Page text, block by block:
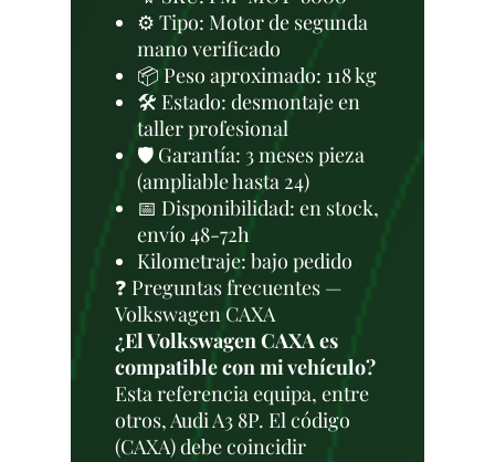
⚙️ Tipo: Motor de segunda
mano verificado
📦 Peso aproximado: 118 kg
🛠 Estado: desmontaje en
taller profesional
🛡️ Garantía: 3 meses pieza
(ampliable hasta 24)
📅 Disponibilidad: en stock,
envío 48-72h
Kilometraje: bajo pedido
❓ Preguntas frecuentes —
Volkswagen CAXA
¿El Volkswagen CAXA es
compatible con mi vehículo?
Esta referencia equipa, entre
otros, Audi A3 8P. El código
(CAXA) debe coincidir